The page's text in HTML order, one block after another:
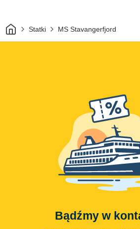
DomStatki MS Stavangerfjord
Bądźmy w